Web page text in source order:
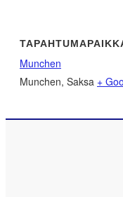
Munchen
Munchen, Saksa +